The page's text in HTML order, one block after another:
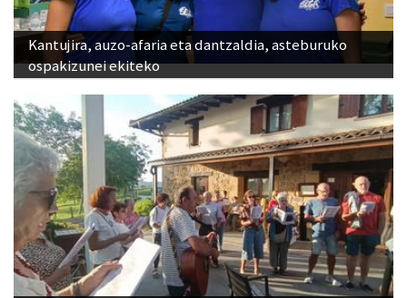
Kantujira, auzo-afaria eta dantzaldia, asteburuko
ospakizunei ekiteko